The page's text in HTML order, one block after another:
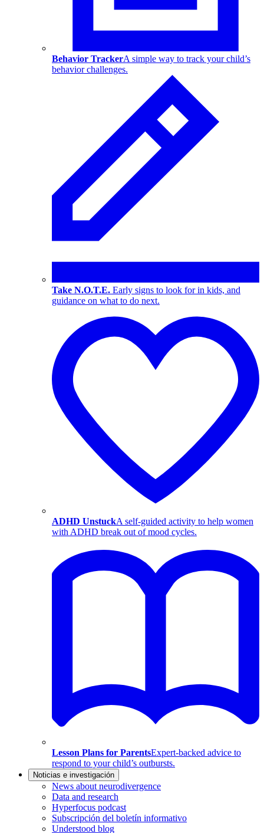
Behavior TrackerA simple way to track your child’s
behavior challenges.
Take N.O.T.E. Early signs to look for in kids, and
guidance on what to do next.
ADHD UnstuckA self-guided activity to help women
with ADHD break out of mood cycles.
Lesson Plans for ParentsExpert-backed advice to
respond to your child’s outbursts.
Noticias e investigación
News about neurodivergence
Data and research
Hyperfocus podcast
Subscripción del boletín informativo
Understood blog